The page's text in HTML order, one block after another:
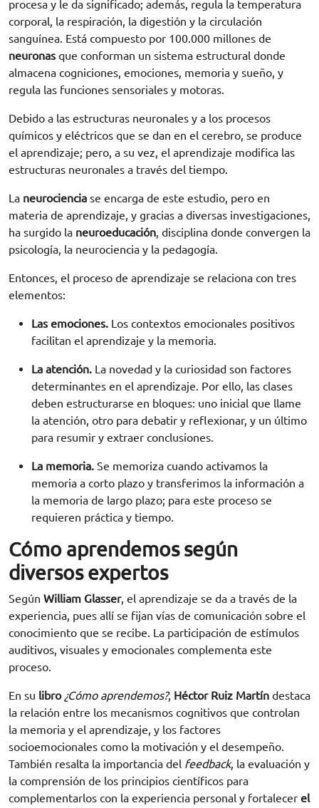
procesa y le da significado; además, regula la temperatura
corporal, la respiración, la digestión y la circulación
sanguínea. Está compuesto por 100.000 millones de
neuronas que conforman un sistema estructural donde
almacena cogniciones, emociones, memoria y sueño, y
regula las funciones sensoriales y motoras.
Debido a las estructuras neuronales y a los procesos
químicos y eléctricos que se dan en el cerebro, se produce
el aprendizaje; pero, a su vez, el aprendizaje modifica las
estructuras neuronales a través del tiempo.
La neurociencia se encarga de este estudio, pero en
materia de aprendizaje, y gracias a diversas investigaciones,
ha surgido la neuroeducación, disciplina donde convergen la
psicología, la neurociencia y la pedagogía.
Entonces, el proceso de aprendizaje se relaciona con tres
elementos:
Las emociones. Los contextos emocionales positivos
facilitan el aprendizaje y la memoria.
La atención. La novedad y la curiosidad son factores
determinantes en el aprendizaje. Por ello, las clases
deben estructurarse en bloques: uno inicial que llame
la atención, otro para debatir y reflexionar, y un último
para resumir y extraer conclusiones.
La memoria. Se memoriza cuando activamos la
memoria a corto plazo y transferimos la información a
la memoria de largo plazo; para este proceso se
requieren práctica y tiempo.
Cómo aprendemos según
diversos expertos
Según William Glasser, el aprendizaje se da a través de la
experiencia, pues allí se fijan vías de comunicación sobre el
conocimiento que se recibe. La participación de estímulos
auditivos, visuales y emocionales complementa este
proceso.
En su libro ¿Cómo aprendemos?, Héctor Ruiz Martín destaca
la relación entre los mecanismos cognitivos que controlan
la memoria y el aprendizaje, y los factores
socioemocionales como la motivación y el desempeño.
También resalta la importancia del feedback, la evaluación y
la comprensión de los principios científicos para
complementarlos con la experiencia personal y fortalecer el